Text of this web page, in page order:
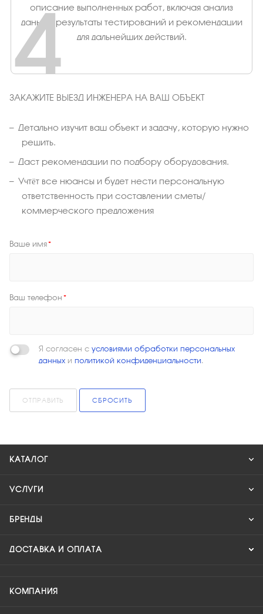
4
описание выполненных работ, включая анализ
данных, результаты тестирований и рекомендации
для дальнейших действий.
ЗАКАЖИТЕ ВЫЕЗД ИНЖЕНЕРА НА ВАШ ОБЪЕКТ
Детально изучит ваш объект и задачу, которую нужно
решить.
Даст рекомендации по подбору оборудования.
Учтёт все нюансы и будет нести персональную
ответственность при составлении сметы/
коммерческого предложения
Ваше имя*
Ваш телефон *
Я согласен с условиями обработки персональных
данных и политикой конфиденциальности.
ОТПРАВИТЬ СБРОСИТЬ
КАТАЛОГ
УСЛУГИ
БРЕНДЫ
ДОСТАВКА И ОПЛАТА
КОМПАНИЯ